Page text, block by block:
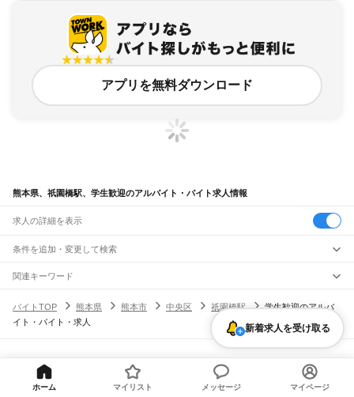
アプリを無料ダウンロード
熊本県、祇園橋駅、学生歓迎のアルバイト・バイト求人情報
求人の詳細を表示
条件を追加・変更して検索
市区町村を追加・変更
熊本県すべて
熊本市 すべて
天草市
下益城郡 阿蘇郡
葦北郡
球磨郡
駅を追加・変更
木葉駅田原坂駅植木駅西里駅
千丁駅新八代駅
阿蘇高原線
職種を追加・変更
飲食・フードサービス
すべて
ホールスタッフ
キッチンスタッフ 皿洗い・洗い場精肉・鮮魚加工
給食調理
パン屋（ベーカリー）
フードカウンター販売員 バー（BAR）・バーテンダー
人気
日払いOK
学生歓迎深夜の仕事 髪型・髪色自由 ネイルOK
雇用形態を追加・変更
関連キーワード
バイトTOP
熊本県 熊本市 中央区 祇園橋駅
学生歓迎のアルバ
イト・バイト・求人
新着求人を受け取る
ヘルプ・お問い合わせ サイトマップ
利用規約・プライバシーポリシー
[企業]求人広告の掲載相談
ホーム マイリスト メッセージ マイページ